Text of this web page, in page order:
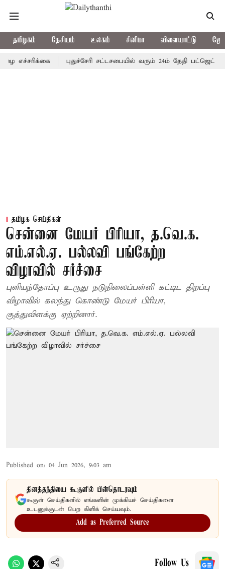
தமிழகம் தேசியம் உலகம் சினிமா விளையாட்டு
புதுச்சேரி சட்டசபையில் வரும் 24ம் தேதி பட்ஜெட் தாக்கல்
தமிழக செய்திகள்
சென்னை மேயர் பிரியா, த.வெ.க.
எம்.எல்.ஏ. பல்லவி பங்கேற்ற
விழாவில் சர்ச்சை
புளியந்தோப்பு உருது நடுநிலைப்பள்ளி கட்டிட திறப்பு
விழாவில் கலந்து கொண்டு மேயர் பிரியா,
குத்துவிளக்கு ஏற்றினார்.
Published on: 04 Jun 2026, 9:03 am
தினத்தந்தியை கூகுளில் பின்தொடரவும்
கூகுள் செய்திகளில் எங்களின் முக்கியச் செய்திகளை
உடனுக்குடன் பெற கிளிக் செய்யவும்.
Add as Preferred Source
Follow Us